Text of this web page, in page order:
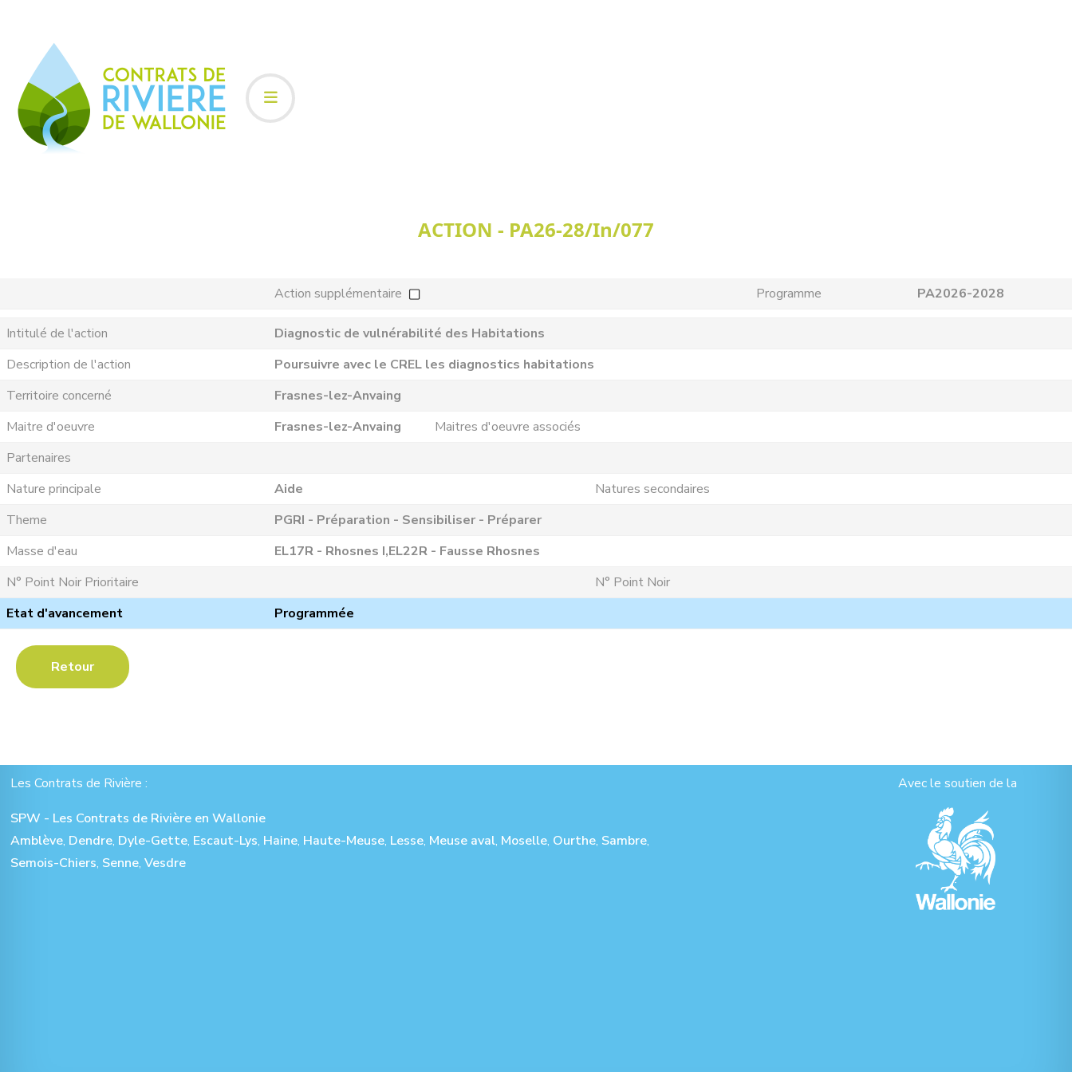
ACTION - PA26-28/In/077
Action supplémentaire Programme PA2026-2028
Intitulé de l'action
Diagnostic de vulnérabilité des Habitations
Description de l'action
Poursuivre avec le CREL les diagnostics habitations
Territoire concerné
Frasnes-lez-Anvaing
Maitre d'oeuvre
Frasnes-lez-Anvaing
Maitres d'oeuvre associés
Partenaires
Nature principale
Aide
Natures secondaires
Theme
PGRI - Préparation - Sensibiliser - Préparer
Masse d'eau
EL17R - Rhosnes I,EL22R - Fausse Rhosnes
N° Point Noir Prioritaire
N° Point Noir
Etat d'avancement
Programmée
Retour
Les Contrats de Rivière :
SPW - Les Contrats de Rivière en Wallonie
Amblève, Dendre, Dyle-Gette, Escaut-Lys, Haine, Haute-Meuse, Lesse, Meuse aval, Moselle, Ourthe, Sambre,
Semois-Chiers, Senne, Vesdre
Avec le soutien de la